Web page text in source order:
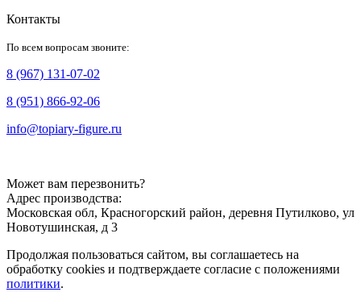
Контакты
По всем вопросам звоните:
8 (967) 131-07-02
8 (951) 866-92-06
info@topiary-figure.ru
Может вам перезвонить?
Адрес производства:
Московская обл, Красногорский район, деревня Путилково, ул
Новотушинская, д 3
Продолжая пользоваться сайтом, вы соглашаетесь на
обработку cookies и подтверждаете согласие с положениями
политики.